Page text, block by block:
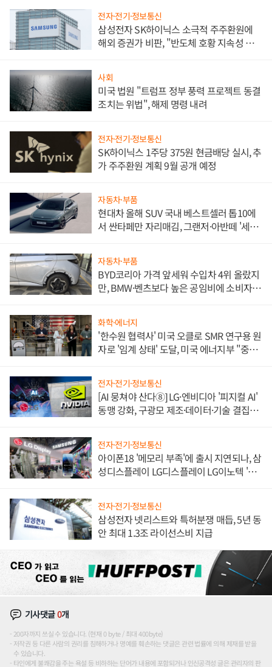
전자·전기·정보통신
삼성전자 SK하이닉스 소극적 주주환원에
해외 증권가 비판, "반도체 호황 지속성 의
사회
미국 법원 "트럼프 정부 풍력 프로젝트 동결
조치는 위법", 해제 명령 내려
전자·전기·정보통신
SK하이닉스 1주당 375원 현금배당 실시, 추
가 주주환원 계획 9월 공개 예정
자동차·부품
현대차 올해 SUV 국내 베스트셀러 톱10에
서 싼타페만 자리매김, 그랜저·아반떼 '세단
자동차·부품
BYD코리아 가격 앞세워 수입차 4위 올랐지
만, BMW·벤츠보다 높은 공임비에 소비자
화학·에너지
'한수원 협력사' 미국 오클로 SMR 연구용 원
자로 '임계 상태' 도달, 미국 에너지부 "중요
전자·전기·정보통신
[AI 뭉쳐야 산다⑧] LG·엔비디아 '피지컬 AI'
동맹 강화, 구광모 제조·데이터·기술 결집
전자·전기·정보통신
아이폰18 '메모리 부족'에 출시 지연되나, 삼
성디스플레이 LG디스플레이 LG이노텍 '탈
전자·전기·정보통신
삼성전자 넷리스트와 특허분쟁 매듭, 5년 동
안 최대 1.3조 라이선스비 지급
기사댓글0개
200자까지 쓰실 수 있습니다. (현재 0 byte / 최대 400byte)
저작권 등 다른 사람의 권리를 침해하거나 명예를 훼손하는 댓글은 관련 법률에 의해 제재를 받을
수 있습니다.
타인에게 불쾌감을 주는 욕설 등 비하하는 단어가 내용에 포함되거나 인신공격성 글은 관리자의 판